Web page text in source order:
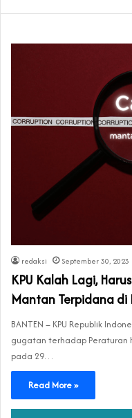
redaksi September 30, 2023
KPU Kalah Lagi,
Mantan Terpidana di
BANTEN – KPU Republik
gugatan terhadap Peraturan
pada 29…
Read More »